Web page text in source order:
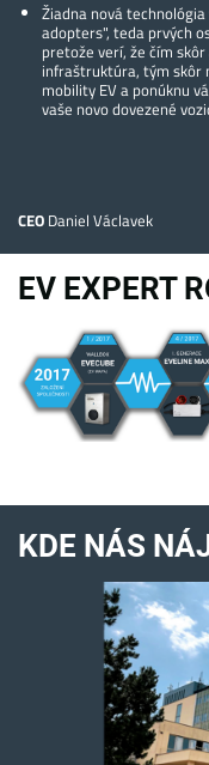
Žiadna nová
adopters", teda prvých
pretože verí, že čím
infraštruktúra, tým skôr
mobility EV a ponúknu
vaše novo dovezené
CEO Daniel Václavek
EV EXPERT
KDE NÁS